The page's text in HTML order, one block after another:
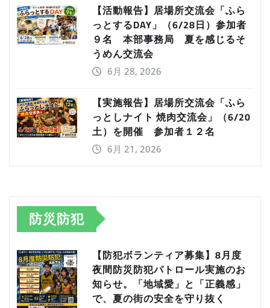
【活動報告】居場所交流会「ふら
っとするDAY」（6/28日）参加者
９名 本部事務局 夏を感じるそ
うめん交流会
6月 28, 2026
【実施報告】居場所交流会「ふら
っとしナイト 焼肉交流会」（6/20
土）を開催 参加者１２名
6月 21, 2026
防災防犯
【防犯ボランティア募集】8月度
夜間防災防犯パトロール実施のお
知らせ。「地域愛」と「正義感」
で、夏の街の安全を守り抜く